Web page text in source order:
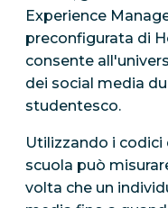
Experience
preconfigurata di
consente
dei social media
studentesco.
Utilizzando i
scuola può
volta che un